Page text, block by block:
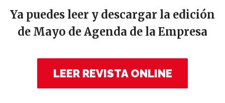
Ya puedes leer y descargar la edición
de Mayo de Agenda de la Empresa
LEER REVISTA ONLINE